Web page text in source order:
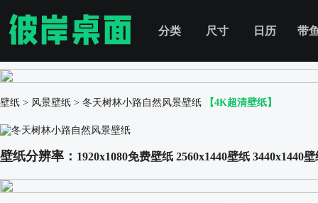
分类 尺寸 日历 带
壁纸 > 风景壁纸 > 冬天树林小路自然风景壁纸 【4K超清壁纸】
壁纸分辨率： 1920x1080免费壁纸 2560x1440壁纸 3440x1440壁